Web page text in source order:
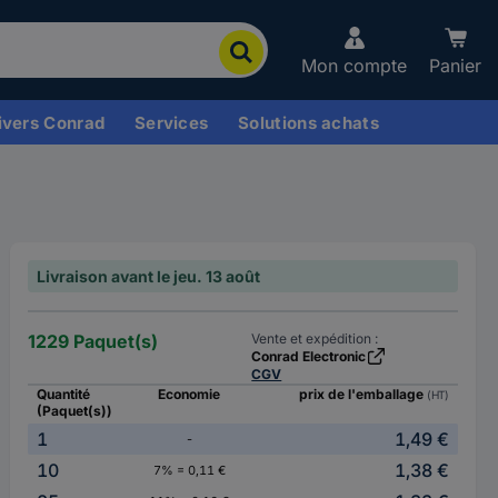
Mon compte Panier
Conrad Services Solutions achats
Livraison avant le jeu. 13 août
1229 Paquet(s)
Vente et expédition :
Conrad Electronic
CGV
Quantité
(Paquet(s))
Economie prix de l'emballage (HT)
1 -
1,49 €
10
7% = 0,11 €
1,38 €